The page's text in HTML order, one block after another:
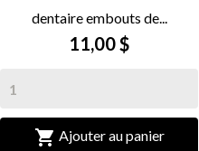
dentaire embouts de...
11,00 $
 Ajouter au panier